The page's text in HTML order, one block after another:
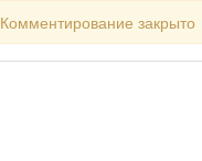
Комментирование закрыто